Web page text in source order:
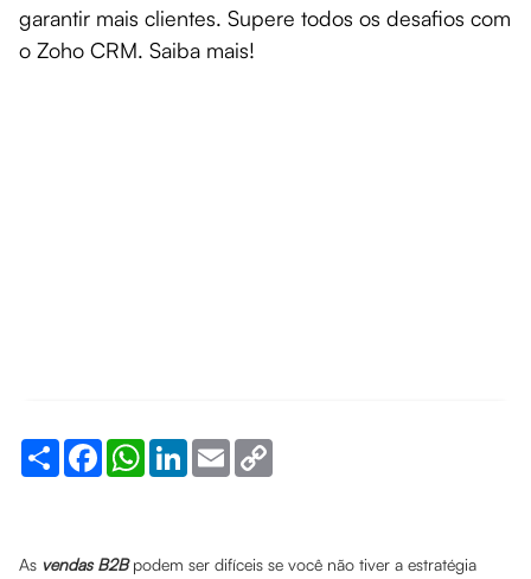
garantir mais clientes. Supere todos os desafios com
o Zoho CRM. Saiba mais!
Share FacebookWhatsApp
LinkedInEmail
As vendas B2Bpodem ser difíceis se você não tiver a estratégia